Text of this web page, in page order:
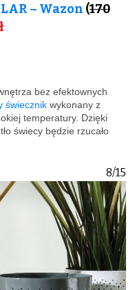
– Wazon (170
bez efektownych
świecznik wykonany z
temperatury. Dzięki
świecy będzie rzucało
8/15